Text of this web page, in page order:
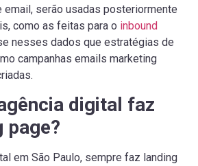
email, serão usadas posteriormente
como as feitas para o inbound
nesses dados que estratégias de
campanhas emails marketing
digital faz
page?
em São Paulo, sempre faz landing